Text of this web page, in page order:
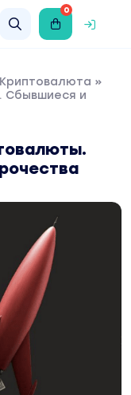
0
»
Сбывшиеся и